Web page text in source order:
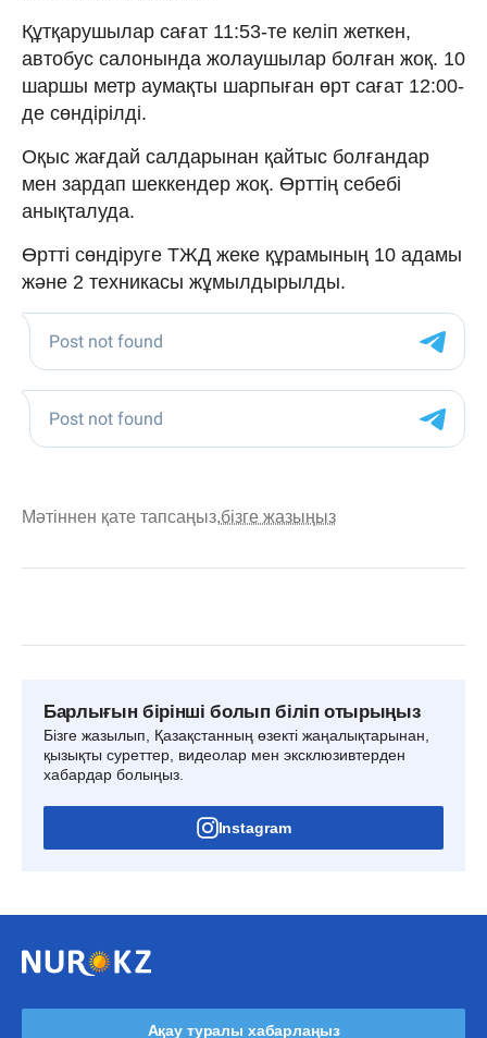
Құтқарушылар сағат 11:53-те келіп жеткен,
автобус салонында жолаушылар болған жоқ. 10
шаршы метр аумақты шарпыған өрт сағат 12:00-
де сөндірілді.
Оқыс жағдай салдарынан қайтыс болғандар
мен зардап шеккендер жоқ. Өрттің себебі
анықталуда.
Өртті сөндіруге ТЖД жеке құрамының 10 адамы
және 2 техникасы жұмылдырылды.
Мәтіннен қате тапсаңыз,бізге жазыңыз
Барлығын бірінші болып біліп отырыңыз
Бізге жазылып, Қазақстанның өзекті жаңалықтарынан,
қызықты суреттер, видеолар мен эксклюзивтерден
хабардар болыңыз.
Instagram
Ақау туралы хабарлаңыз